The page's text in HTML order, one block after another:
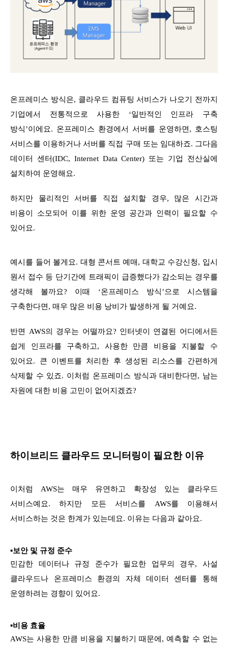
온프레미스 방식은, 클라우드 컴퓨팅 서비스가 나오기 전까지
기업에서 전통적으로 사용한 ‘일반적인 인프라 구축
방식’이에요. 온프레미스 환경에서 서버를 운영하면, 호스팅
서비스를 이용하거나 서버를 직접 구매 또는 임대하죠. 그다음
데이터 센터(IDC, Internet Data Center) 또는 기업 전산실에
설치하여 운영해요.
하지만 물리적인 서버를 직접 설치할 경우, 많은 시간과
비용이 소모되어 이를 위한 운영 공간과 인력이 필요할 수
있어요.
예시를 들어 볼게요. 대형 콘서트 예매, 대학교 수강신청, 입시
원서 접수 등 단기간에 트래픽이 급증했다가 감소되는 경우를
생각해 볼까요? 이때 ‘온프레미스 방식’으로 시스템을
구축한다면, 매우 많은 비용 낭비가 발생하게 될 거예요.
반면 AWS의 경우는 어떨까요? 인터넷이 연결된 어디에서든
쉽게 인프라를 구축하고, 사용한 만큼 비용을 지불할 수
있어요. 큰 이벤트를 처리한 후 생성된 리소스를 간편하게
삭제할 수 있죠. 이처럼 온프레미스 방식과 대비한다면, 남는
자원에 대한 비용 고민이 없어지겠죠?
하이브리드 클라우드 모니터링이 필요한 이유
이처럼 AWS는 매우 유연하고 확장성 있는 클라우드
서비스예요. 하지만 모든 서비스를 AWS를 이용해서
서비스하는 것은 한계가 있는데요. 이유는 다음과 같아요.
▪보안 및 규정 준수
민감한 데이터나 규정 준수가 필요한 업무의 경우, 사설
클라우드나 온프레미스 환경의 자체 데이터 센터를 통해
운영하려는 경향이 있어요.
▪비용 효율
AWS는 사용한 만큼 비용을 지불하기 때문에, 예측할 수 없는